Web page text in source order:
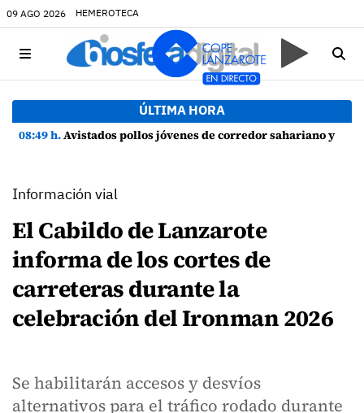
09 AGO 2026 HEMEROTECA
ÚLTIMA HORA
08:49 h.Avistados pollos jóvenes de corredor sahariano y episodios de cortejo de hubara cerca del rally de Lanzarote
Información vial
El Cabildo de Lanzarote
informa de los cortes de
carreteras durante la
celebración del Ironman 2026
Se habilitarán accesos y desvíos
alternativos para el tráfico rodado durante